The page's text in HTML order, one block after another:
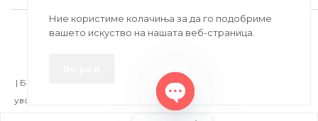
2020-2024 © MB DISKONT. Изработено од
БРАМИТ ДООЕЛ
| БРАЌА МИНКОВИ 57, 2400 СТРУМИЦА | ДПТУ
увоз-извоз Струмица Д.Б.: MK4027005146330 | ЕМБС: 6030530 |
Ние користиме колачиња за да го подобриме
вашето искуство на нашата веб-страница.